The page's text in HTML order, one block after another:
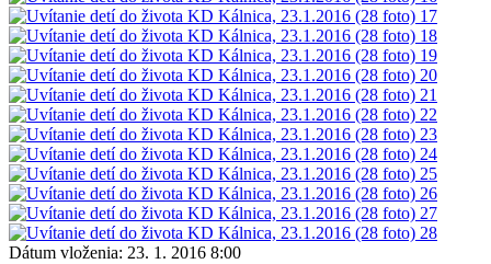
Dátum vloženia: 23. 1. 2016 8:00